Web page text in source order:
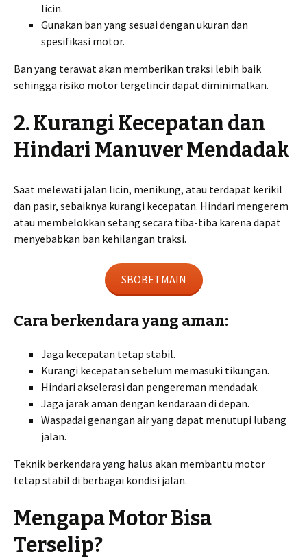
licin.
Gunakan ban yang sesuai dengan ukuran dan
spesifikasi motor.
Ban yang terawat akan memberikan traksi lebih baik
sehingga risiko motor tergelincir dapat diminimalkan.
2. Kurangi Kecepatan dan
Hindari Manuver Mendadak
Saat melewati jalan licin, menikung, atau terdapat kerikil
dan pasir, sebaiknya kurangi kecepatan. Hindari mengerem
atau membelokkan setang secara tiba-tiba karena dapat
menyebabkan ban kehilangan traksi.
SBOBETMAIN
Cara berkendara yang aman:
Jaga kecepatan tetap stabil.
Kurangi kecepatan sebelum memasuki tikungan.
Hindari akselerasi dan pengereman mendadak.
Jaga jarak aman dengan kendaraan di depan.
Waspadai genangan air yang dapat menutupi lubang
jalan.
Teknik berkendara yang halus akan membantu motor
tetap stabil di berbagai kondisi jalan.
Mengapa Motor Bisa
Terselip?